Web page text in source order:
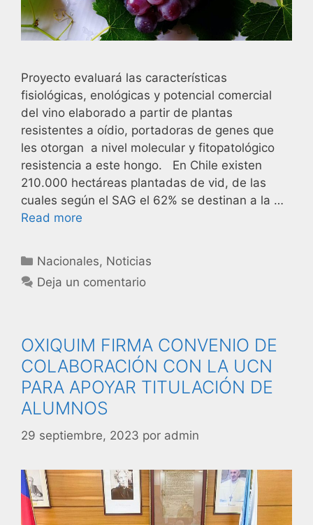
Proyecto evaluará las características
fisiológicas, enológicas y potencial comercial
del vino elaborado a partir de plantas
resistentes a oídio, portadoras de genes que
les otorgan a nivel molecular y fitopatológico
resistencia a este hongo. En Chile existen
210.000 hectáreas plantadas de vid, de las
cuales según el SAG el 62% se destinan a la …
Read more
Nacionales, Noticias
Deja un comentario
OXIQUIM FIRMA CONVENIO DE
COLABORACIÓN CON LA UCN
PARA APOYAR TITULACIÓN DE
ALUMNOS
29 septiembre, 2023 por admin